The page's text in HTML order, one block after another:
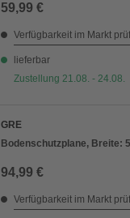
59,99 €
Verfügbarkeit im Markt
lieferbar
Zustellung 21.08. - 24.08.
GRE
Bodenschutzplane, Breite:
94,99 €
Verfügbarkeit im Markt